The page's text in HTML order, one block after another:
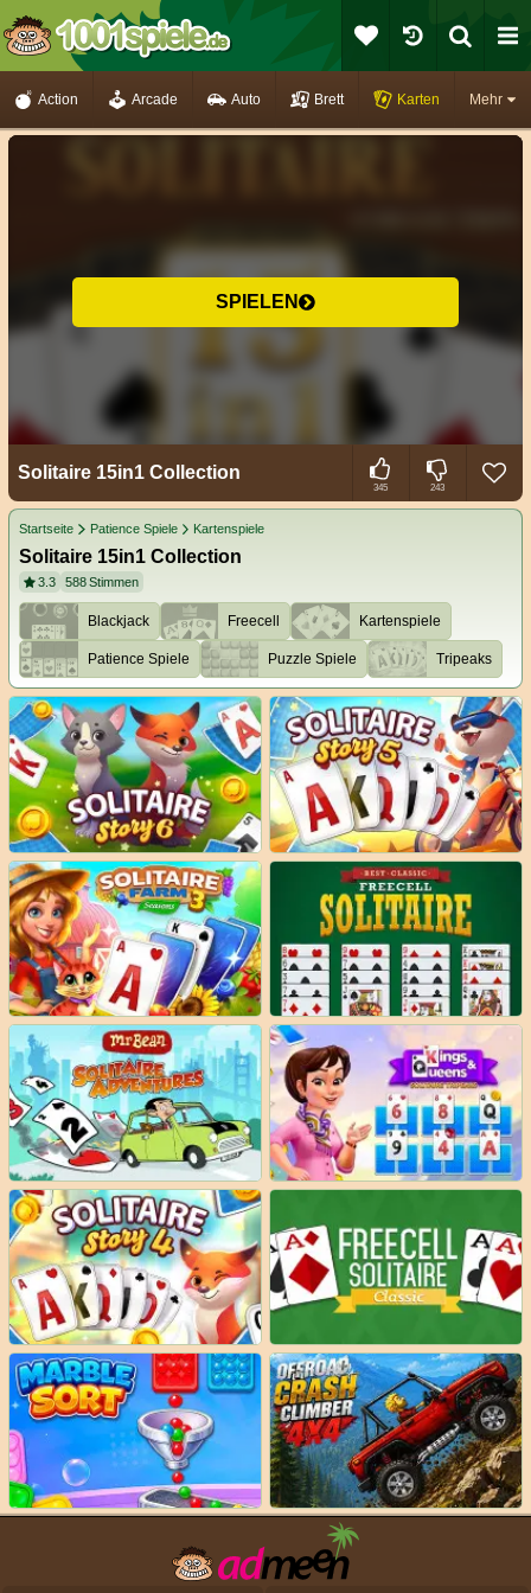
Mehr
Action Arcade Auto Brett Karten
SPIELEN
Solitaire 15in1 Collection
345 243
Startseite Patience Spiele Kartenspiele
Solitaire 15in1 Collection
3.3 588Stimmen
Blackjack Freecell Kartenspiele
Patience Spiele Puzzle Spiele Tripeaks